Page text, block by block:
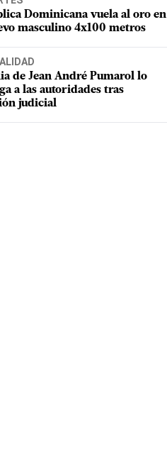
Dominicana vuela al oro en
masculino 4x100 metros
de Jean André Pumarol lo
a las autoridades tras
judicial